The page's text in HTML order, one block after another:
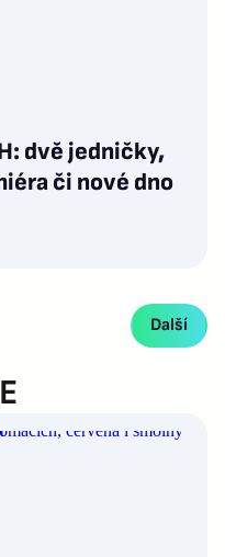
dvě jedničky,
či nové dno
Další